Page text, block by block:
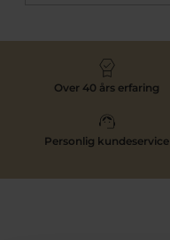
Over 40 års erfaring
Personlig kundeservice